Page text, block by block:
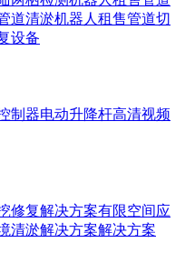
道清淤机器人 租售管道切
设备
制器电动升降杆高清视频
修复解决方案有限空间应
清淤解决方案解决方案